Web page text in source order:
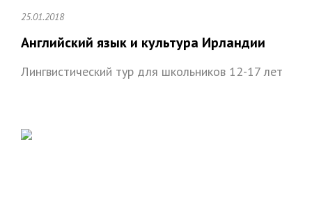
25.01.2018
Английский язык и культура Ирландии
Лингвистический тур для школьников 12-17 лет